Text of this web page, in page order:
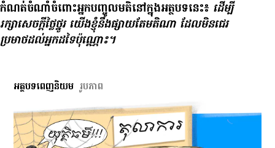
កំណត់​ចំណាំ​ចំពោះ​អ្នក​បញ្ចូល​មតិ​នៅ​ក្នុង​អត្ថបទ​នេះ៖ ដើម្បី​
រក្សា​សេចក្ដី​ថ្លៃថ្នូរ យើង​ខ្ញុំ​នឹង​ផ្សាយ​តែ​មតិ​ណា ដែល​មិន​ជេរ​
ប្រមាថ​ដល់​អ្នក​ដទៃ​ប៉ុណ្ណោះ។
អត្ថបទពេញនិយម រូបភាព